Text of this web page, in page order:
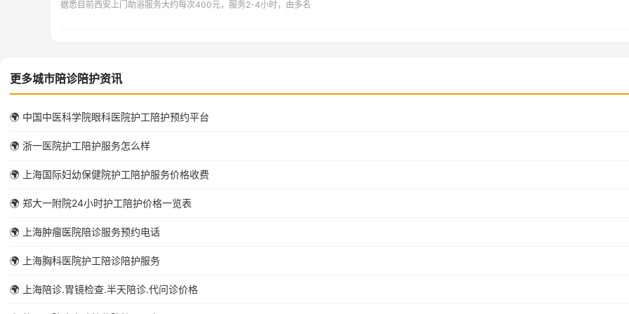
据悉目前西安上门助浴服务大约每次400元，服务2-4小时，由多名
更多城市陪诊陪护资讯
🌍 中国中医科学院眼科医院护工陪护预约平台
🌍 浙一医院护工陪护服务怎么样
🌍 上海国际妇幼保健院护工陪护服务价格收费
🌍 郑大一附院24小时护工陪护价格一览表
🌍 上海肿瘤医院陪诊服务预约电话
🌍 上海胸科医院护工陪诊陪护服务
🌍 上海陪诊.胃镜检查.半天陪诊.代问诊价格